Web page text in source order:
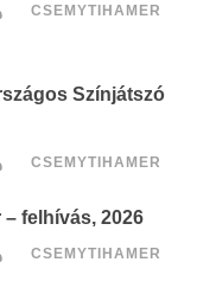
CSEMYTIHAMER
Színjátszó
CSEMYTIHAMER
felhívás, 2026
CSEMYTIHAMER